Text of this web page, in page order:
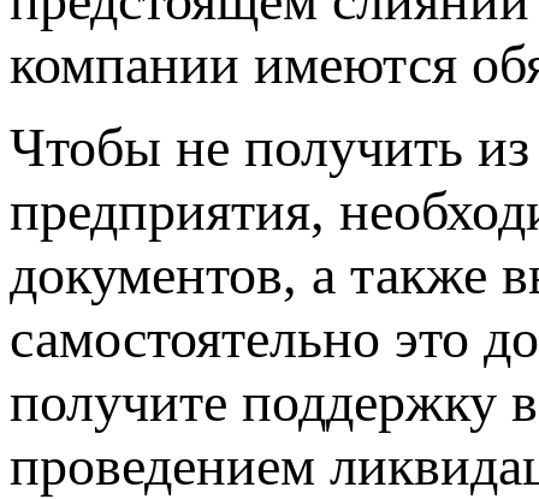
компании имеются
Чтобы не получить
предприятия,
документов, а также
самостоятельно это
получите поддержку
проведением